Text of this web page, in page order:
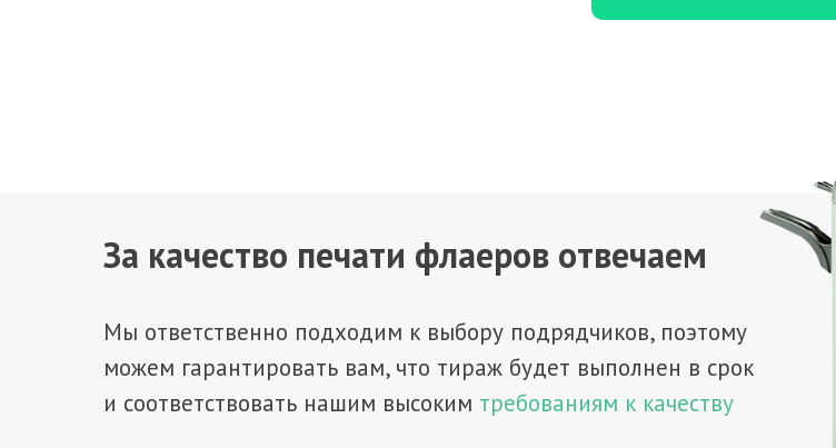
За качество печати флаеров отвечаем
Мы ответственно подходим к выбору подрядчиков, поэтому
можем гарантировать вам, что тираж будет выполнен в срок
и соответствовать нашим высоким требованиям к качеству